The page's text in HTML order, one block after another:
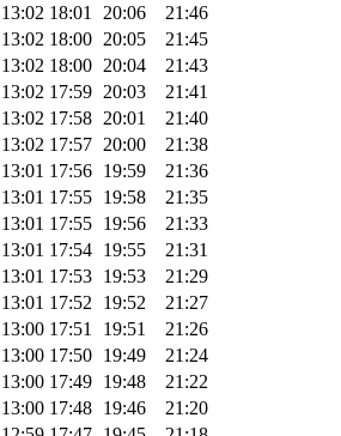
13:02 18:01 20:06
21:46
13:02 18:00 20:05
21:45
13:02 18:00 20:04
21:43
13:02 17:59 20:03
21:41
13:02 17:58 20:01
21:40
13:02 17:57 20:00
21:38
13:01 17:56 19:59
21:36
13:01 17:55 19:58
21:35
13:01 17:55 19:56
21:33
13:01 17:54 19:55
21:31
13:01 17:53 19:53
21:29
13:01 17:52 19:52
21:27
13:00 17:51 19:51
21:26
13:00 17:50 19:49
21:24
13:00 17:49 19:48
21:22
13:00 17:48 19:46
21:20